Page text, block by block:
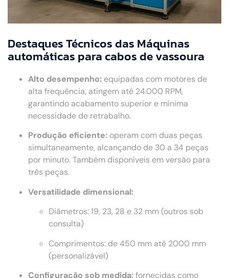
Destaques Técnicos das Máquinas
automáticas para cabos de vassoura
Alto desempenho: equipadas com motores de
alta frequência, atingem até 24.000 RPM,
garantindo acabamento superior e mínima
necessidade de retrabalho.
Produção eficiente: operam com duas peças
simultaneamente, alcançando de 30 a 34 peças
por minuto. Também disponíveis em versão para
três peças.
Versatilidade dimensional:
Diâmetros: 19, 23, 28 e 32 mm (outros sob
consulta)
Comprimentos: de 450 mm até 2000 mm
(personalizável)
Configuração sob medida:fornecidas como